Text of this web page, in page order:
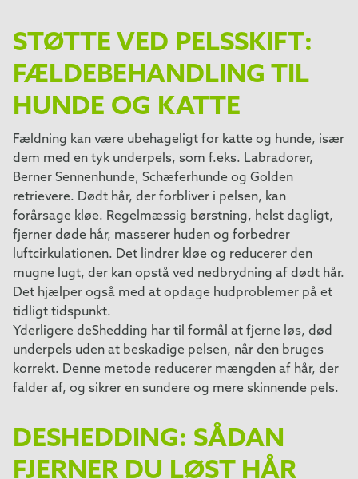
STØTTE VED PELSSKIFT:
FÆLDEBEHANDLING TIL
HUNDE OG KATTE
Fældning kan være ubehageligt for katte og hunde, især
dem med en tyk underpels, som f.eks. Labradorer,
Berner Sennenhunde, Schæferhunde og Golden
retrievere. Dødt hår, der forbliver i pelsen, kan
forårsage kløe. Regelmæssig børstning, helst dagligt,
fjerner døde hår, masserer huden og forbedrer
luftcirkulationen. Det lindrer kløe og reducerer den
mugne lugt, der kan opstå ved nedbrydning af dødt hår.
Det hjælper også med at opdage hudproblemer på et
tidligt tidspunkt.
Yderligere deShedding har til formål at fjerne løs, død
underpels uden at beskadige pelsen, når den bruges
korrekt. Denne metode reducerer mængden af hår, der
falder af, og sikrer en sundere og mere skinnende pels.
DESHEDDING: SÅDAN
FJERNER DU LØST HÅR